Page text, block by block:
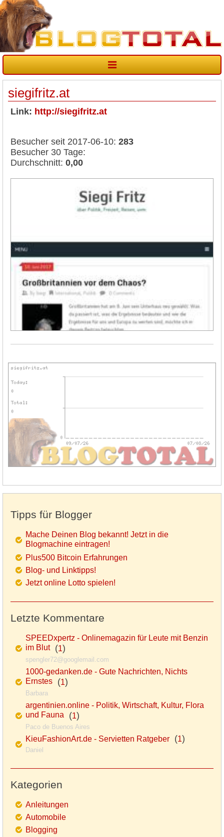
siegifritz.at
Link: http://siegifritz.at
Besucher seit 2017-06-10: 283
Besucher 30 Tage:
Durchschnitt: 0,00
Tipps für Blogger
Mache Deinen Blog bekannt! Jetzt in die
Blogmachine eintragen!
Plus500 Bitcoin Erfahrungen
Blog- und Linktipps!
Jetzt online Lotto spielen!
Letzte Kommentare
SPEEDxpertz - Onlinemagazin für Leute mit Benzin
im Blut(1)
spengler72@googlemail.com
1000-gedanken.de - Gute Nachrichten, Nichts
Ernstes (1)
Barbara
argentinien.online - Politik, Wirtschaft, Kultur, Flora
und Fauna (1)
Paco de Buenos Aires
KieuFashionArt.de - Servietten Ratgeber (1)
Daniel
Kategorien
Anleitungen
Automobile
Blogging